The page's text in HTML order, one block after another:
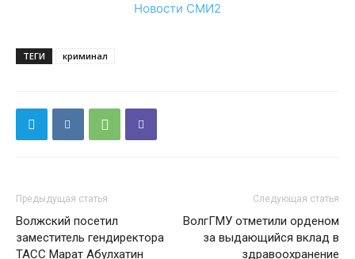
Новости СМИ2
ТЕГИ криминал
Предыдущая статья
Волжский посетил
заместитель гендиректора
ТАСС Марат Абулхатин
Следующая статья
ВолгГМУ отметили орденом
за выдающийся вклад в
здравоохранение